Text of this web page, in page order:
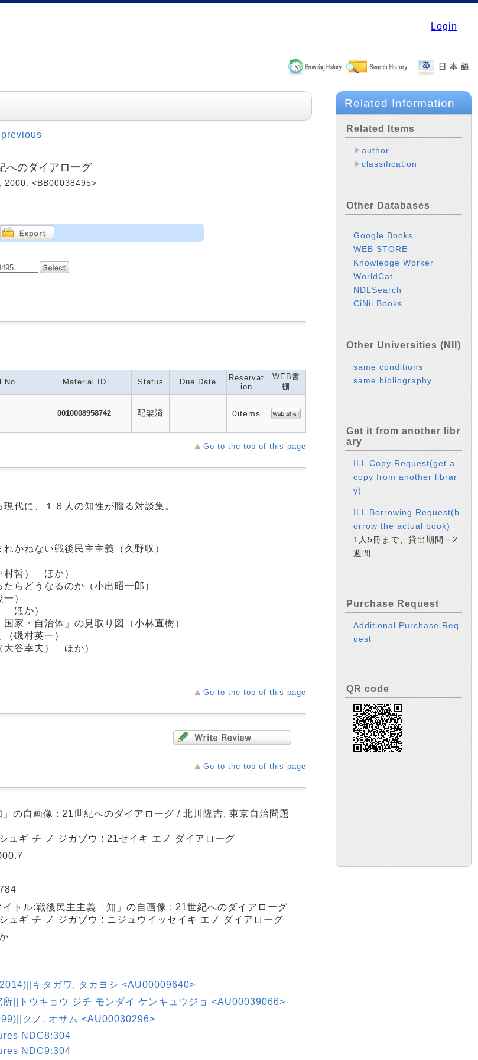
Login
へのダイアローグ
2000. <BB00038495>
No Material ID Status Due Date
Reservat
ion
WEB書
棚
0010008958742 配架済 0items
Go to the top of this page
代に、１６人の知性が贈る対談集。
かねない戦後民主主義（久野収）
村哲） ほか）
らどうなるのか（小出昭一郎）
）
ほか）
家・自治体」の見取り図（小林直樹）
磯村英一）
大谷幸夫） ほか）
Go to the top of this page
Go to the top of this page
の自画像 : 21世紀へのダイアローグ / 北川隆吉, 東京自治問題
ュギ チ ノ ジガゾウ : 21セイキ エノ ダイアローグ
トル:戦後民主主義「知」の自画像 : 21世紀へのダイアローグ
ュギ チ ノ ジガゾウ : ニジュウイッセイキ エノ ダイアローグ
キタガワ, タカヨシ <AU00009640>
所||トウキョウ ジチ モンダイ ケンキュウジョ <AU00039066>
クノ, オサム <AU00030296>
NDC8:304
NDC9:304
Related Information
Related Items
author
classification
Other Databases
Google Books
WEB STORE
Knowledge Worker
WorldCat
NDLSearch
CiNii Books
Other Universities (NII)
same conditions
same bibliography
Get it from another libr
ary
ILL Copy Request(get a
copy from another librar
y)
ILL Borrowing Request(b
orrow the actual book)
1人5冊まで、貸出期間＝2
週間
Purchase Request
Additional Purchase Req
uest
QR code